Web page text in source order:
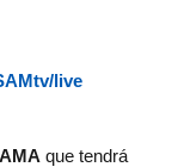
live
que tendrá